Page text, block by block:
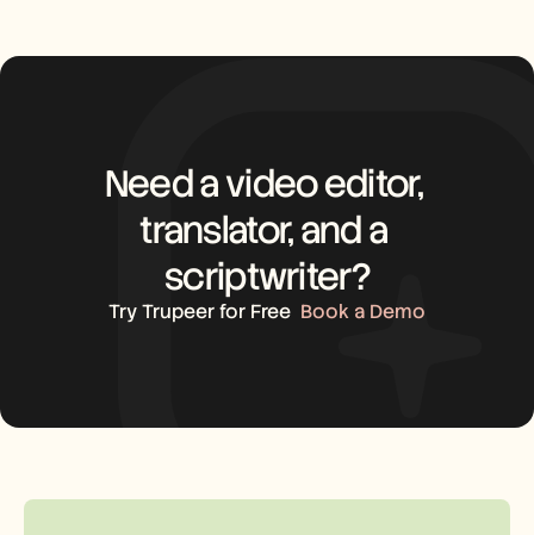
Need a video editor,
translator, and a
scriptwriter?
Try Trupeer for Free Book a Demo